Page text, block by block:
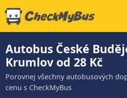
Autobus České
Krumlov od 28 Kč
Porovnej všechny autobusových
cenu s CheckMyBus